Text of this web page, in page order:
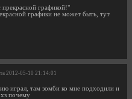
прекрасной графикой!"
графики не может быть, тут
2012-05-10 21:14:01
играл, там зомби ко мне подходили и
хз почему